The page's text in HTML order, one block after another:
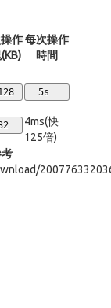
作 每次操作
時間
  5s
4ms(快
125倍)
考